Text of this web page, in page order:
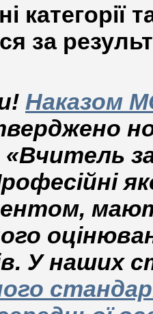
категорії
за
Наказом
У наших